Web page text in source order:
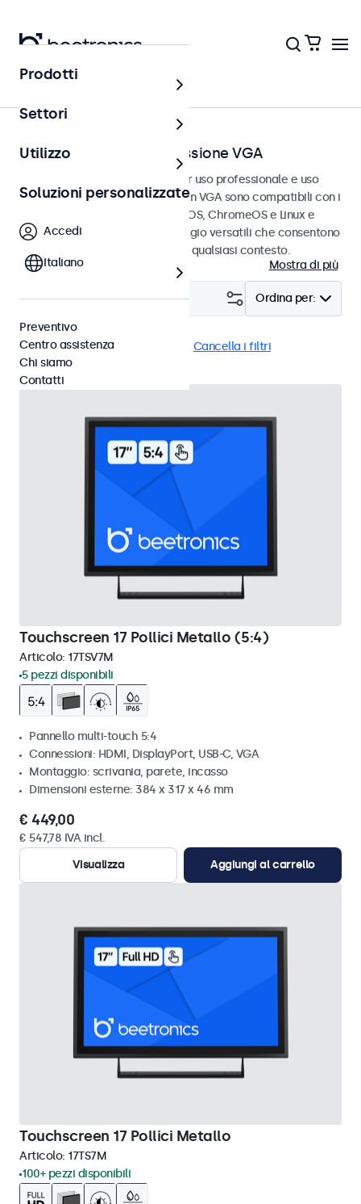
Home
Touchscreen con connessione VGA
Touchscreen VGA progettati per uso professionale e uso
continuativo. Questi touchscreen VGA sono compatibili con i
sistemi operativi Windows, macOS, ChromeOS e Linux e
dispongono di opzioni di montaggio versatili che consentono
loro di integrarsi perfettamente qualsiasi contesto.
Mostra di più
Ordina per:
Filtro (3)
VGA Touchscreen 17 pollici Cancella i filtri
Touchscreen 17 Pollici Metallo (5:4)
Articolo: 17TSV7M
5 pezzi disponibili
Pannello multi-touch 5:4
Connessioni: HDMI, DisplayPort, USB-C, VGA
Montaggio: scrivania, parete, incasso
Dimensioni esterne: 384 x 317 x 46 mm
€ 449,00
€ 547,78 IVA incl.
Visualizza
Aggiungi al carrello
Touchscreen 17 Pollici Metallo
Articolo: 17TS7M
100+ pezzi disponibili
Prodotti
Settori
Utilizzo
Soluzioni personalizzate
Accedi
Italiano
Preventivo
Centro assistenza
Chi siamo
Contatti